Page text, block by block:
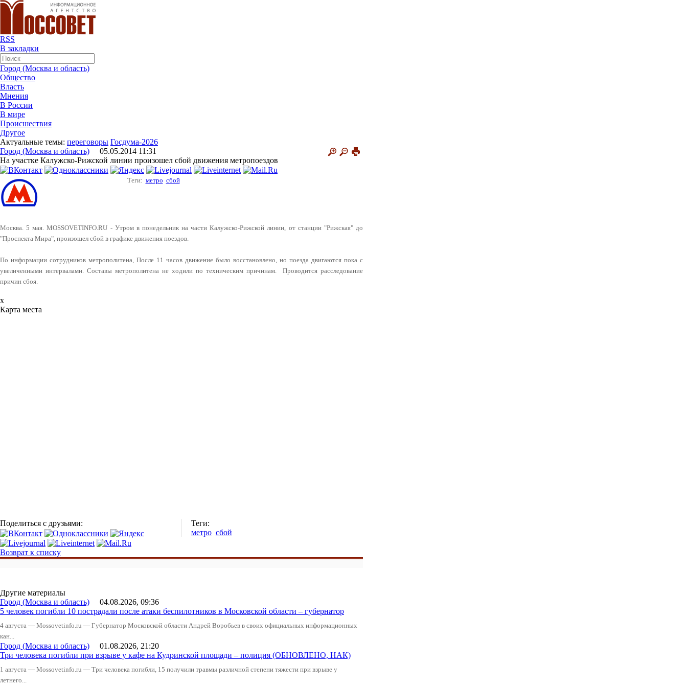
RSS
В закладки
Город (Москва и область)
Общество
Власть
Мнения
В России
В мире
Происшествия
Другое
Актуальные темы: переговоры Госдума-2026
Город (Москва и область) 05.05.2014 11:31
На участке Калужско-Рижской линии произошел сбой движения метропоездов
Теги: метро сбой
Москва. 5 мая. MOSSOVETINFO.RU - Утром в понедельник на части Калужско-Рижской линии, от станции "Рижская" до
"Проспекта Мира", произошел сбой в графике движения поездов.
По информации сотрудников метрополитена, После 11 часов движение было восстановлено, но поезда двигаются пока с
увеличенными интервалами. Составы метрополитена не ходили по техническим причинам. Проводится расследование
причин сбоя.
x
Карта места
Поделиться с друзьями:
Теги:
метро сбой
Возврат к списку
Другие материалы
Город (Москва и область) 04.08.2026, 09:36
5 человек погибли 10 пострадали после атаки беспилотников в Московской области – губернатор
4 августа — Mossovetinfo.ru — Губернатор Московской области Андрей Воробьев в своих официальных информационных
кан...
Город (Москва и область) 01.08.2026, 21:20
Три человека погибли при взрыве у кафе на Кудринской площади – полиция (ОБНОВЛЕНО, НАК)
1 августа — Mossovetinfo.ru — Три человека погибли, 15 получили травмы различной степени тяжести при взрыве у
летнего...